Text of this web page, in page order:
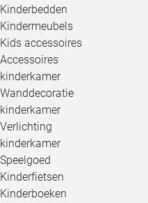
Kinderbedden
Kindermeubels
Kids accessoires
Accessoires
kinderkamer
Wanddecoratie
kinderkamer
Verlichting
kinderkamer
Speelgoed
Kinderfietsen
Kinderboeken